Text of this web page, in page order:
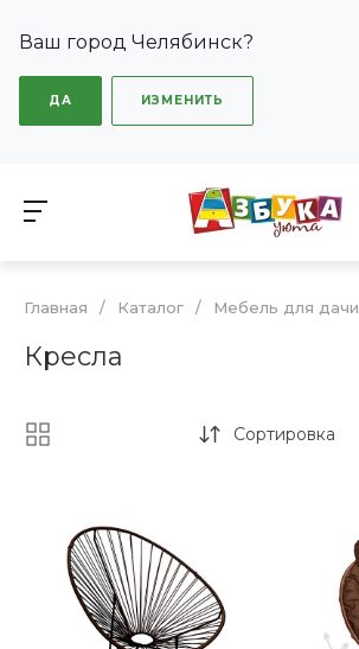
Ваш город Челябинск?
ДА ИЗМЕНИТЬ
Главная / Каталог / Мебель для дачи
Кресла
Сортировка